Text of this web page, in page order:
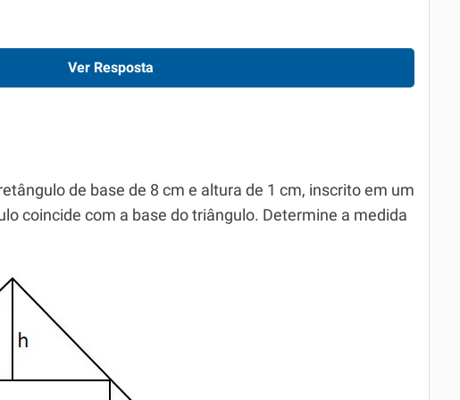
Ver Resposta
de base de 8 cm e altura de 1 cm, inscrito em um
coincide com a base do triângulo. Determine a medida